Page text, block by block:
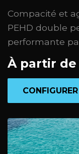
Compacité et
PEHD double
performante
À partir de